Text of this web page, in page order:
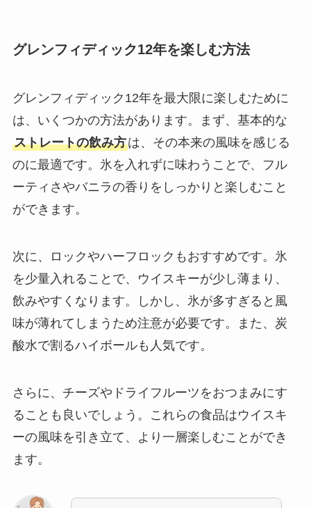
グレンフィディック12年を楽しむ方法
グレンフィディック12年を最大限に楽しむために
は、いくつかの方法があります。まず、基本的な
ストレートの飲み方は、その本来の風味を感じる
のに最適です。氷を入れずに味わうことで、フル
ーティさやバニラの香りをしっかりと楽しむこと
ができます。
次に、ロックやハーフロックもおすすめです。氷
を少量入れることで、ウイスキーが少し薄まり、
飲みやすくなります。しかし、氷が多すぎると風
味が薄れてしまうため注意が必要です。また、炭
酸水で割るハイボールも人気です。
さらに、チーズやドライフルーツをおつまみにす
ることも良いでしょう。これらの食品はウイスキ
ーの風味を引き立て、より一層楽しむことができ
ます。